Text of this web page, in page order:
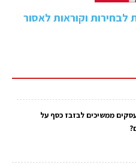
לבחירות וקוראות לאסור
ממשיכים לבזבז כסף על